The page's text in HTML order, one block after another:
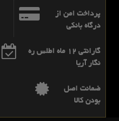
پرداخت امن از
درگاه بانکی
گارانتی 12 ماه اطلس ره
نگار آریا
ضمانت اصل
بودن کالا